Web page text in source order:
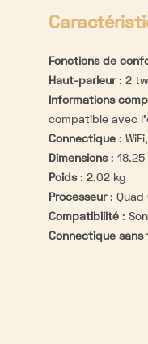
Fonctions de
Haut-parleur: 2
Informations
compatible avec
Connectique :
Dimensions:
Poids: 2.02 kg
Processeur: Quad
Compatibilité :
Connectique sans